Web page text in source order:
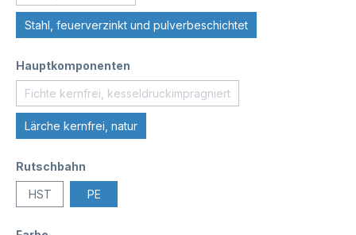
Stahl, feuerverzinkt und pulverbeschichtet
Hauptkomponenten
Fichte kernfrei, kesseldruckimprägniert
Lärche kernfrei, natur
Rutschbahn
HST PE